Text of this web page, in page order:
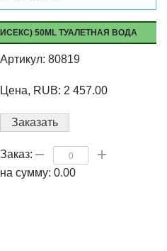
50ML ТУАЛЕТНАЯ ВОДА
Артикул: 80819
Цена, RUB: 2 457.00
Заказать
Заказ:
на сумму: 0.00